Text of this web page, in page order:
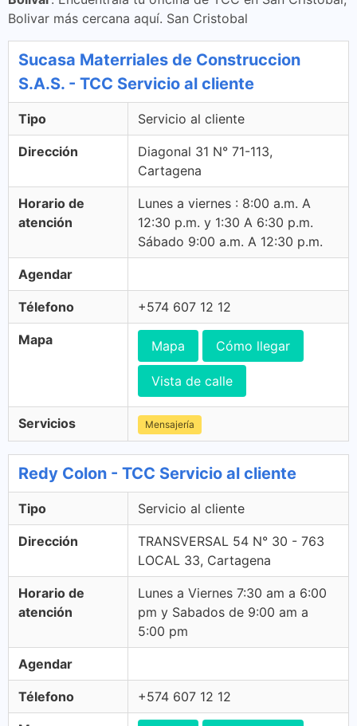
Bolivar más cercana aquí. San Cristobal
Sucasa Materriales de Construccion
S.A.S. - TCC Servicio al cliente
Tipo Servicio al cliente
Dirección
Diagonal 31 N° 71-113,
Cartagena
Horario de
atención
Lunes a viernes : 8:00 a.m. A
12:30 p.m. y 1:30 A 6:30 p.m.
Sábado 9:00 a.m. A 12:30 p.m.
Agendar
Télefono +574 607 12 12
Mapa Mapa Cómo llegar
Vista de calle
Servicios Mensajería
Redy Colon - TCC Servicio al cliente
Tipo Servicio al cliente
Dirección
TRANSVERSAL 54 N° 30 - 763
LOCAL 33, Cartagena
Horario de
atención
Lunes a Viernes 7:30 am a 6:00
pm y Sabados de 9:00 am a
5:00 pm
Agendar
Télefono +574 607 12 12